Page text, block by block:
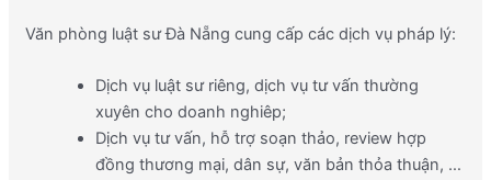
Văn phòng luật sư Đà Nẵng cung cấp các dịch vụ pháp lý:
Dịch vụ luật sư riêng, dịch vụ tư vấn thường
xuyên cho doanh nghiêp;
Dịch vụ tư vấn, hỗ trợ soạn thảo, review hợp
đồng thương mại, dân sự, văn bản thỏa thuận, …